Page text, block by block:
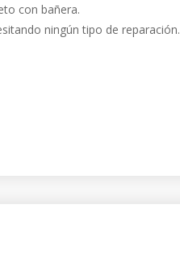
con bañera.
ningún tipo de reparación.